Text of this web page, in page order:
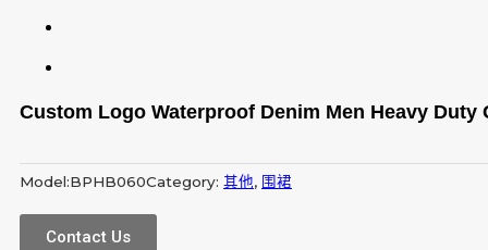
Custom Logo Waterproof Denim Men Heavy
Model:BPHB060Category: 其他, 围裙
Contact Us